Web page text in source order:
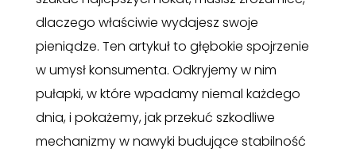
dlaczego właściwie wydajesz swoje
pieniądze. Ten artykuł to głębokie spojrzenie
w umysł konsumenta. Odkryjemy w nim
pułapki, w które wpadamy niemal każdego
dnia, i pokażemy, jak przekuć szkodliwe
mechanizmy w nawyki budujące stabilność